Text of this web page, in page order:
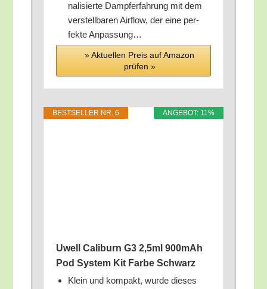
na­li­sier­te Damp­f­erfah­rung mit dem
ver­stell­ba­ren Air­flow, der eine per­
fek­te Anpassung…
» Aktu­el­len Preis auf Ama­zon
prü­fen »
ANGE­BOT: 11%
BEST­SEL­LER NR. 6
Uwell Calib­urn G3 2,5ml 900mAh
Pod Sys­tem Kit Far­be Schwarz
Klein und kom­pakt, wur­de die­ses